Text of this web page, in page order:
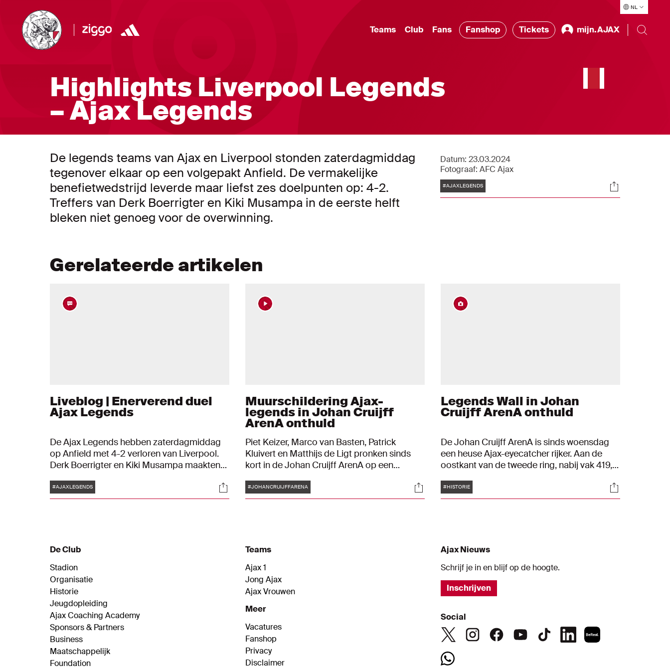
NL
Teams Club Fans Fanshop Tickets mijn.AJAX
Highlights Liverpool Legends
– Ajax Legends
De legends teams van Ajax en Liverpool stonden zaterdagmiddag
tegenover elkaar op een volgepakt Anfield. De vermakelijke
benefietwedstrijd leverde maar liefst zes doelpunten op: 4-2.
Treffers van Derk Boerrigter en Kiki Musampa in de eerste helft
bleken niet genoeg voor de overwinning.
Datum: 23.03.2024
Fotograaf: AFC Ajax
Tags
#AJAXLEGENDS Socials
Gerelateerde artikelen
Liveblog | Enerverend duel
Ajax Legends
De Ajax Legends hebben zaterdagmiddag
op Anfield met 4-2 verloren van Liverpool.
Derk Boerrigter en Kiki Musampa maakten
terug over de benefietwedstrijd in Engeland.
Tags
#AJAXLEGENDS Socials
Muurschildering Ajax-
legends in Johan Cruijff
ArenA onthuld
Piet Keizer, Marco van Basten, Patrick
Kluivert en Matthijs de Ligt pronken sinds
kort in de Johan Cruijff ArenA op een
en street artist George Adegite. In een item
van Inside Ajax nam Aviv Levy een kijkje bij
Tags
#JOHANCRUIJFFARENA Socials
Legends Wall in Johan
Cruijff ArenA onthuld
De Johan Cruijff ArenA is sinds woensdag
een heuse Ajax-eyecatcher rijker. Aan de
oostkant van de tweede ring, nabij vak 419,
de metershoge muurschildering - ook wel
mural genoemd - vereeuwigde kunstenaar
Tags
#HISTORIE Socials
De Club
Stadion
Organisatie
Historie
Jeugdopleiding
Ajax Coaching Academy
Sponsors & Partners
Business
Maatschappelijk
Foundation
Teams
Ajax 1
Jong Ajax
Ajax Vrouwen
Meer
Vacatures
Fanshop
Privacy
Disclaimer
Ajax Nieuws
Schrijf je in en blijf op de hoogte.
Inschrijven
Social